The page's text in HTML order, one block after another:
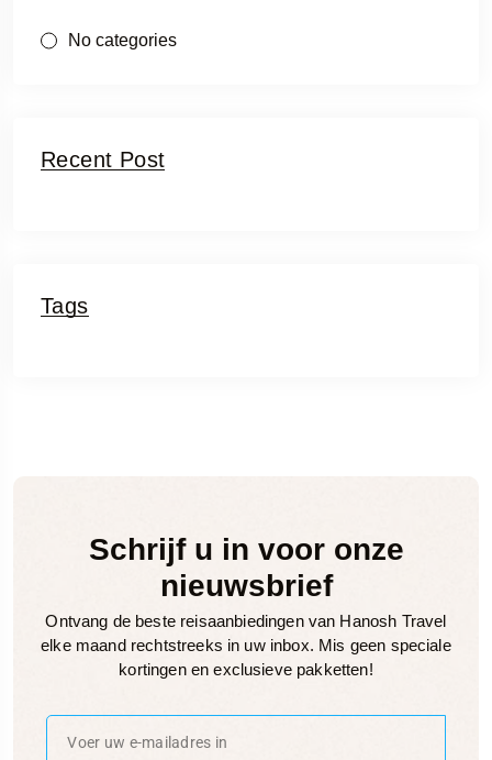
No categories
Recent Post
Tags
Schrijf u in voor onze
nieuwsbrief
Ontvang de beste reisaanbiedingen van Hanosh Travel
elke maand rechtstreeks in uw inbox. Mis geen speciale
kortingen en exclusieve pakketten!